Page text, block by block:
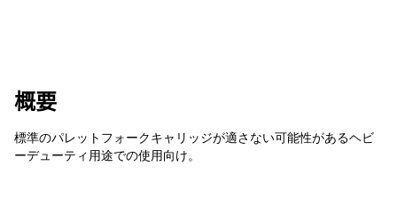
概要
標準のパレットフォークキャリッジが適さない可能性があるヘビ
ーデューティ用途での使用向け。